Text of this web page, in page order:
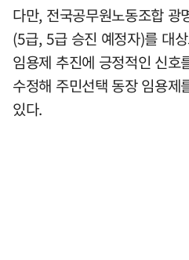
다만, 전국공무원노동조합 광
(5급, 5급 승진 예정자)를 대
임용제 추진에 긍정적인 신호
수정해 주민선택 동장 임용제
있다.